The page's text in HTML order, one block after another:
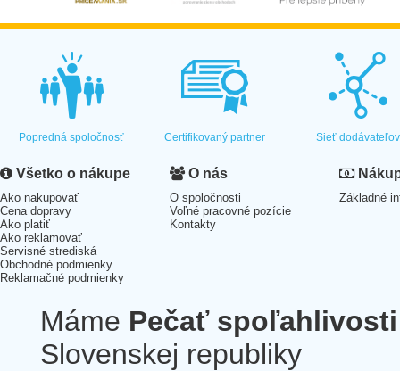
Popredná spoločnosť Certifikovaný partner Sieť dodávateľov
Všetko o nákupe
Ako nakupovať
Cena dopravy
Ako platiť
Ako reklamovať
Servisné strediská
Obchodné podmienky
Reklamačné podmienky
O nás
O spoločnosti
Voľné pracovné pozície
Kontakty
Základné
Máme Pečať spoľahlivosti
Slovenskej republiky